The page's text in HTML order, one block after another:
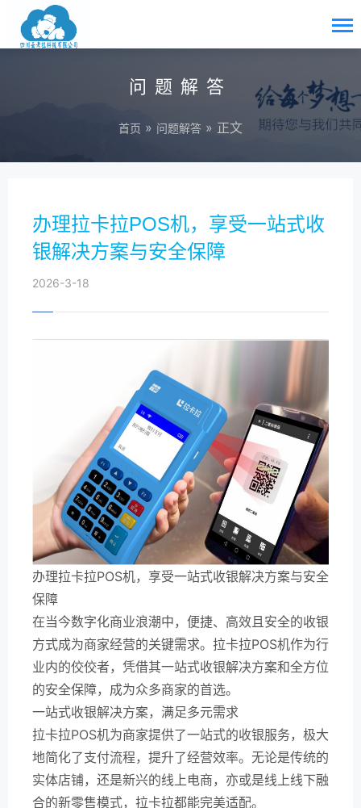
问题解答
首页 » 问题解答 » 正文
办理拉卡拉POS机，享受一站式收
银解决方案与安全保障
2026-3-18
办理拉卡拉POS机，享受一站式收银解决方案与安全
保障
在当今数字化商业浪潮中，便捷、高效且安全的收银
方式成为商家经营的关键需求。拉卡拉POS机作为行
业内的佼佼者，凭借其一站式收银解决方案和全方位
的安全保障，成为众多商家的首选。
一站式收银解决方案，满足多元需求
拉卡拉POS机为商家提供了一站式的收银服务，极大
地简化了支付流程，提升了经营效率。无论是传统的
实体店铺，还是新兴的线上电商，亦或是线上线下融
合的新零售模式，拉卡拉都能完美适配。